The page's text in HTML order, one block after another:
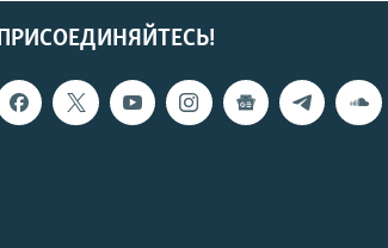
ПРИСОЕДИНЯЙТЕСЬ!